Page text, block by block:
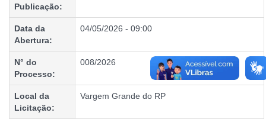
Publicação:
Data da
Abertura:
04/05/2026 - 09:00
N° do
Processo:
008/2026
Local da
Licitação:
Vargem Grande do RP